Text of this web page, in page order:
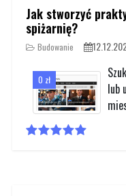
Jak stworzyć
spiżarnię?
Budowanie
0 zł
lub